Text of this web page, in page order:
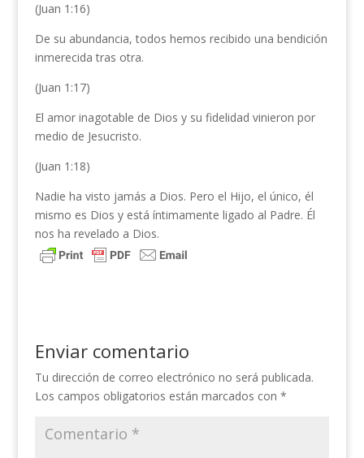
(Juan 1:16)
De su abundancia, todos hemos recibido una bendición
inmerecida tras otra.
(Juan 1:17)
El amor inagotable de Dios y su fidelidad vinieron por
medio de Jesucristo.
(Juan 1:18)
Nadie ha visto jamás a Dios. Pero el Hijo, el único, él
mismo es Dios y está íntimamente ligado al Padre. Él
nos ha revelado a Dios.
Enviar comentario
Tu dirección de correo electrónico no será publicada.
Los campos obligatorios están marcados con *